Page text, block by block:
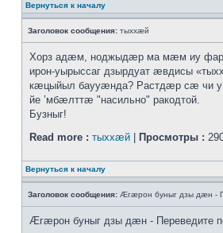
Вернуться к началу
Заголовок сообщения: тыххӕй
Хорз адӕм, ноджыдӕр ма мӕм иу
ирон-уырыссаг дзырдуат ӕвдисы
кӕцыйыл баууӕнда? Растдӕр сӕ
йе ’мбӕлттӕ "насильно" ракодтой.
Бузныг!
Read more : тыххӕй Просмотры :
Вернуться к началу
Заголовок сообщения: Æгæрон буныг дзы дæн -
Æгæрон буныг дзы дæн - Переведите